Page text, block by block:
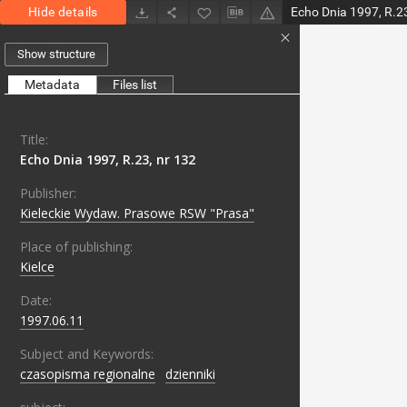
Hide details Echo Dnia 1997,
Show structure
Metadata Files list
Title:
Echo Dnia 1997, R.23, nr 132
Publisher:
Kieleckie Wydaw. Prasowe RSW "Prasa"
Place of publishing:
Kielce
Date:
1997.06.11
Subject and Keywords:
czasopisma regionalne
dzienniki